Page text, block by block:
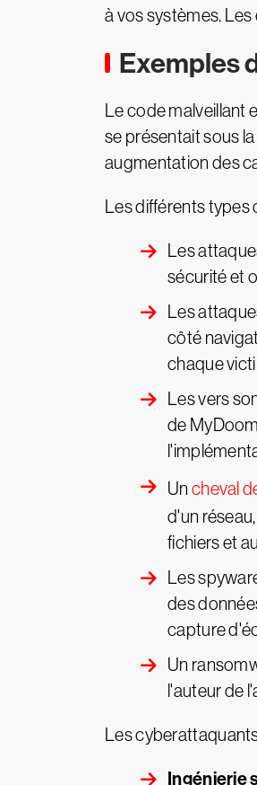
à vos systèmes.
Exemples
Le code malveillant
se présentait sous
augmentation des
Les différents types
Les
sécurité et
Les
côté
chaque
Les vers
de
Un cheval
d'un
fichiers et
Les
des
capture
Un
l'auteur de
Les
Ingénierie